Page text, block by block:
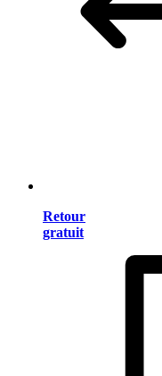
Retour
gratuit